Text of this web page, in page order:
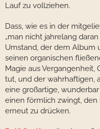
Lauf zu vollziehen.
Dass, wie es in der
„man nicht jahrelang
Umstand, der dem Album
seinen organischen
Magie aus
tut, und der wahrhaftigen,
eine großartige,
einen förmlich zwingt,
erneut zu drücken.